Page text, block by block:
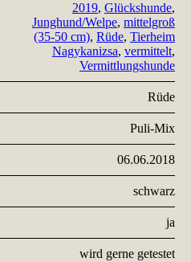
2019, Glückshunde,
Junghund/Welpe, mittelgroß
(35-50 cm), Rüde, Tierheim
Nagykanizsa, vermittelt,
Vermittlungshunde
Rüde
Puli-Mix
06.06.2018
schwarz
ja
wird gerne getestet